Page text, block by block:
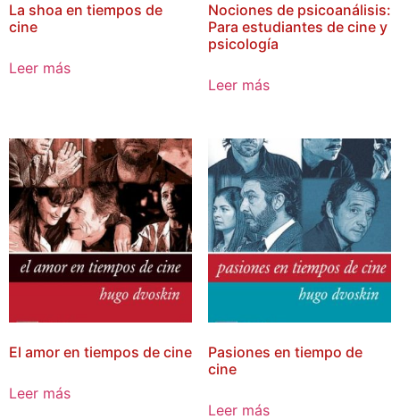
La shoa en tiempos de
cine
Leer más
Nociones de psicoanálisis:
Para estudiantes de cine y
psicología
Leer más
El amor en tiempos de cine
Leer más
Pasiones en tiempo de
cine
Leer más